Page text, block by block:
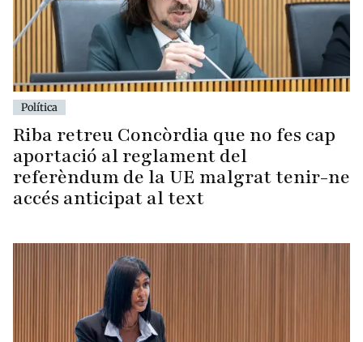
Política
Riba retreu Concòrdia que no fes cap
aportació al reglament del
referèndum de la UE malgrat tenir-ne
accés anticipat al text